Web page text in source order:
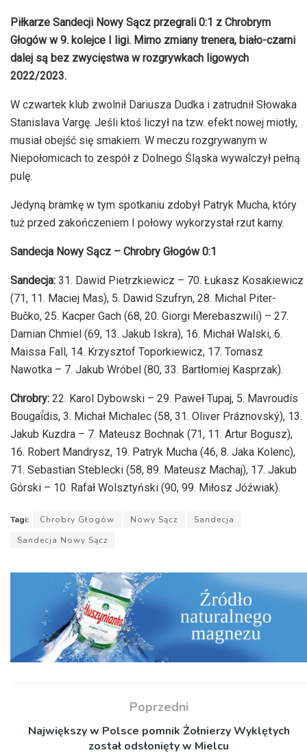
Piłkarze Sandecji Nowy Sącz przegrali 0:1 z Chrobrym
Głogów w 9. kolejce I ligi. Mimo zmiany trenera, biało-czarni
dalej są bez zwycięstwa w rozgrywkach ligowych
2022/2023.
W czwartek klub zwolnił Dariusza Dudka i zatrudnił Słowaka
Stanislava Vargę. Jeśli ktoś liczył na tzw. efekt nowej miotły,
musiał obejść się smakiem. W meczu rozgrywanym w
Niepołomicach to zespół z Dolnego Śląska wywalczył pełną
pulę.
Jedyną bramkę w tym spotkaniu zdobył Patryk Mucha, który
tuż przed zakończeniem I połowy wykorzystał rzut karny.
Sandecja Nowy Sącz – Chrobry Głogów 0:1
Sandecja: 31. Dawid Pietrzkiewicz – 70. Łukasz Kosakiewicz
(71, 11. Maciej Mas), 5. Dawid Szufryn, 28. Michal Piter-
Bučko, 25. Kacper Gach (68, 20. Giorgi Merebaszwili) – 27.
Damian Chmiel (69, 13. Jakub Iskra), 16. Michał Walski, 6.
Maissa Fall, 14. Krzysztof Toporkiewicz, 17. Tomasz
Nawotka – 7. Jakub Wróbel (80, 33. Bartłomiej Kasprzak).
Chrobry: 22. Karol Dybowski – 29. Paweł Tupaj, 5. Mavroudís
Bougaḯdis, 3. Michał Michalec (58, 31. Oliver Práznovský), 13.
Jakub Kuzdra – 7. Mateusz Bochnak (71, 11. Artur Bogusz),
16. Robert Mandrysz, 19. Patryk Mucha (46, 8. Jaka Kolenc),
71. Sebastian Steblecki (58, 89. Mateusz Machaj), 17. Jakub
Górski – 10. Rafał Wolsztyński (90, 99. Miłosz Jóźwiak).
Tagi: Chrobry Głogów Nowy Sącz
Sandecja
Sandecja Nowy Sącz
Poprzedni
Największy w Polsce pomnik Żołnierzy Wyklętych
został odsłonięty w Mielcu